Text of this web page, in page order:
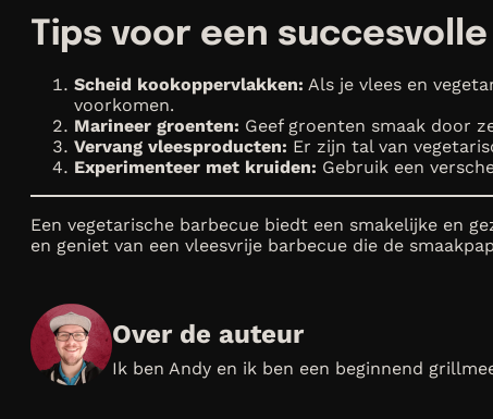
Tips voor een
Scheid kookoppervlakken: Als je vlees en
voorkomen.
Marineer groenten: Geef groenten smaak door
Vervang vleesproducten: Er zijn tal van
Experimenteer met kruiden: Gebruik een
Een vegetarische barbecue biedt een smakelijke en
en geniet van een vleesvrije barbecue die de
Over de auteur
Ik ben Andy en ik ben een beginnend